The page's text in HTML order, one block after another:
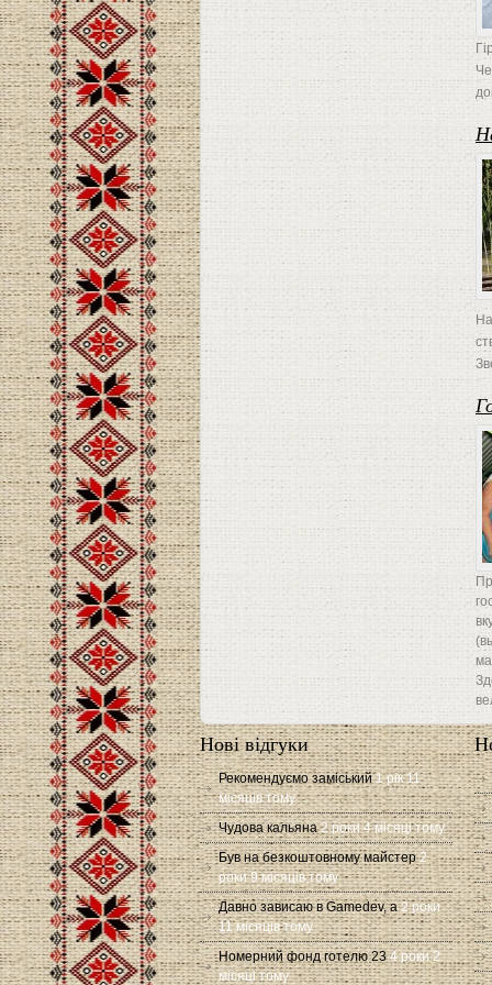
Нові відгуки
Рекомендуємо заміський 1 рік 11
місяців тому
Чудова кальяна 2 роки 4 місяці тому
Був на безкоштовному майстер 2
роки 9 місяців тому
Давно зависаю в Gamedev, а 2 роки
11 місяців тому
Номерний фонд готелю 23 4 роки 2
місяці тому